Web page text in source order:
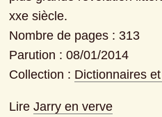
xxe siècle.
Nombre de pages : 313
Parution : 08/01/2014
Collection : Dictionnaires
Lire Jarry en verve